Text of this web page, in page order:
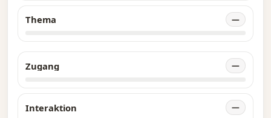
Thema —
Zugang —
Interaktion —